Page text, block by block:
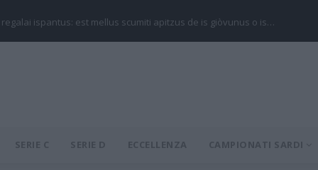
regalai ispantus: est mellus scumiti apitzus de is giòvunus o is…
SERIE C SERIE D ECCELLENZA CAMPIONATI SARDI